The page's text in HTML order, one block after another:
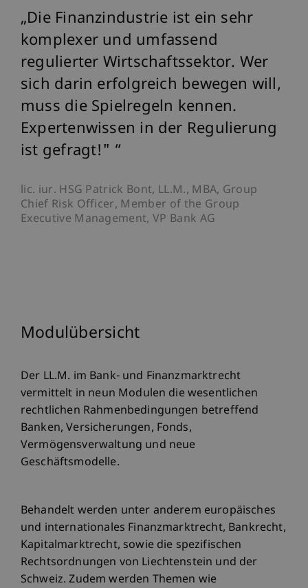
Die Finanzindustrie ist ein sehr
komplexer und umfassend
regulierter Wirtschaftssektor. Wer
sich darin erfolgreich bewegen will,
muss die Spielregeln kennen.
Expertenwissen in der Regulierung
ist gefragt!"
lic. iur. HSG Patrick Bont, LL.M., MBA, Group
Chief Risk Officer, Member of the Group
Executive Management, VP Bank AG
Modulübersicht
Der LL.M. im Bank- und Finanzmarktrecht
vermittelt in neun Modulen die wesentlichen
rechtlichen Rahmenbedingungen betreffend
Banken, Versicherungen, Fonds,
Vermögensverwaltung und neue
Geschäftsmodelle.
Behandelt werden unter anderem europäisches
und internationales Finanzmarktrecht, Bankrecht,
Kapitalmarktrecht, sowie die spezifischen
Rechtsordnungen von Liechtenstein und der
Schweiz. Zudem werden Themen wie